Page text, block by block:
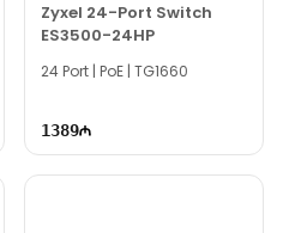
Zyxel 24-Port Switch
ES3500-24HP
24 Port | PoE | TG1660
1389